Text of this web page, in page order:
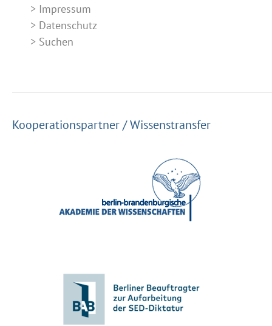
Impressum
Datenschutz
Suchen
Kooperationspartner / Wissenstransfer